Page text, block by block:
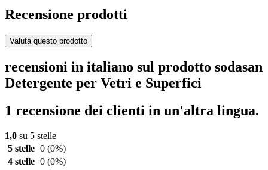
Recensione prodotti
Valuta questo prodotto
recensioni in italiano sul prodotto sodasan
Detergente per Vetri e Superfici
1 recensione dei clienti in un'altra lingua.
1,0 su 5 stelle
5 stelle 0 (0%)
4 stelle 0 (0%)